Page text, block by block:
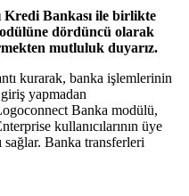
Kredi Bankası ile birlikte
dördüncü olarak
mutluluk duyarız.
kurarak, banka işlemlerinin
yapmadan
Banka modülü,
kullanıcılarının üye
sağlar. Banka transferleri